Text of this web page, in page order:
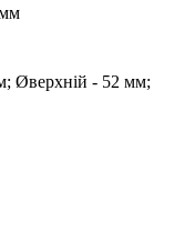
Øверхній - 52 мм;